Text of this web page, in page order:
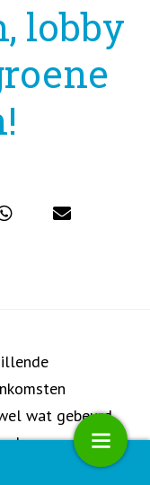
lobby
wat gebeurd
gegroeid
met name ook